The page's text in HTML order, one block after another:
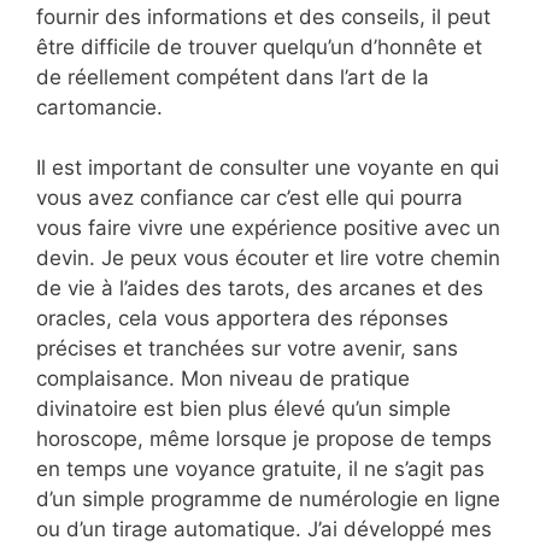
fournir des informations et des conseils, il peut
être difficile de trouver quelqu’un d’honnête et
de réellement compétent dans l’art de la
cartomancie.
Il est important de consulter une voyante en qui
vous avez confiance car c’est elle qui pourra
vous faire vivre une expérience positive avec un
devin. Je peux vous écouter et lire votre chemin
de vie à l’aides des tarots, des arcanes et des
oracles, cela vous apportera des réponses
précises et tranchées sur votre avenir, sans
complaisance. Mon niveau de pratique
divinatoire est bien plus élevé qu’un simple
horoscope, même lorsque je propose de temps
en temps une voyance gratuite, il ne s’agit pas
d’un simple programme de numérologie en ligne
ou d’un tirage automatique. J’ai développé mes